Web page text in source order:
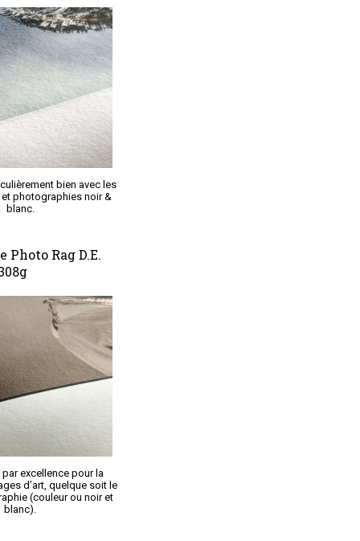
bien avec les
photographies noir &
blanc.
Photo Rag D.E.
excellence pour la
d’art, quelque soit le
(couleur ou noir et
blanc).